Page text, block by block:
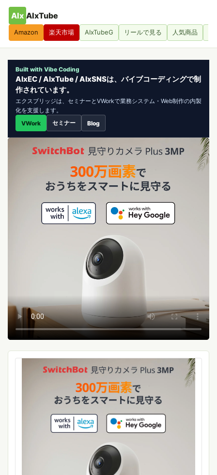
AIx AIxTube
Amazon 楽天市場 AIxTubeG リールで見る 人気商品
Built with Vibe Coding
AIxEC / AIxTube / AIxSNSは、バイブコーディングで制
作されています。
エクスブリッジは、セミナーとVWorkで業務システム・Web制作の内製
化を支援します。
VWork
セミナー Blog